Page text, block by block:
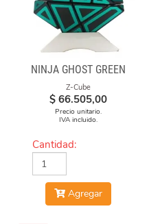
NINJA GHOST GREEN
Z-Cube
$ 66.505,00
Precio unitario.
IVA incluido.
Cantidad:
Agregar